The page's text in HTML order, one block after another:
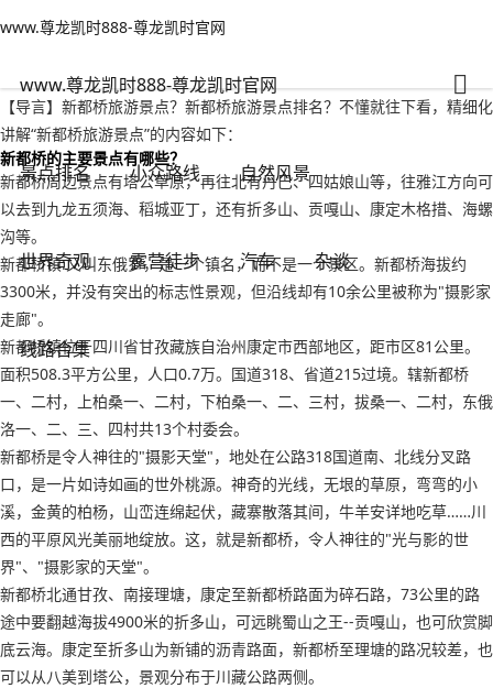
www.尊龙凯时888-尊龙凯时官网
www.尊龙凯时888-尊龙凯时官网
景点排名 小众路线 自然风景
世界奇观 露营徒步 汽车 杂谈
线路合集
www.尊龙凯时888-尊龙凯时官网
新都桥旅游景点？新都桥旅游景点排名-www.尊龙凯时888
【导言】新都桥旅游景点？新都桥旅游景点排名？不懂就往下看，精细化
讲解“新都桥旅游景点”的内容如下：
新都桥的主要景点有哪些？
新都桥周边景点有塔公草原，再往北有丹巴、四姑娘山等，往雅江方向可
以去到九龙五须海、稻城亚丁，还有折多山、贡嘎山、康定木格措、海螺
沟等。
新都桥镇:又叫东俄罗，是一个镇名，而不是一个景区。新都桥海拔约
3300米，并没有突出的标志性景观，但沿线却有10余公里被称为"摄影家
走廊"。
新都桥镇位于四川省甘孜藏族自治州康定市西部地区，距市区81公里。
面积508.3平方公里，人口0.7万。国道318、省道215过境。辖新都桥
一、二村，上柏桑一、二村，下柏桑一、二、三村，拔桑一、二村，东俄
洛一、二、三、四村共13个村委会。
新都桥是令人神往的"摄影天堂"，地处在公路318国道南、北线分叉路
口，是一片如诗如画的世外桃源。神奇的光线，无垠的草原，弯弯的小
溪，金黄的柏杨，山峦连绵起伏，藏寨散落其间，牛羊安详地吃草……川
西的平原风光美丽地绽放。这，就是新都桥，令人神往的"光与影的世
界"、"摄影家的天堂"。
新都桥北通甘孜、南接理塘，康定至新都桥路面为碎石路，73公里的路
途中要翻越海拔4900米的折多山，可远眺蜀山之王--贡嘎山，也可欣赏脚
底云海。康定至折多山为新铺的沥青路面，新都桥至理塘的路况较差，也
可以从八美到塔公，景观分布于川藏公路两侧。